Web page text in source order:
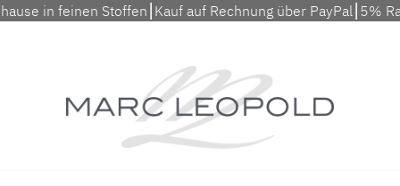
in feinen Stoffen⎮Kauf auf Rechnung über PayPal⎮5%